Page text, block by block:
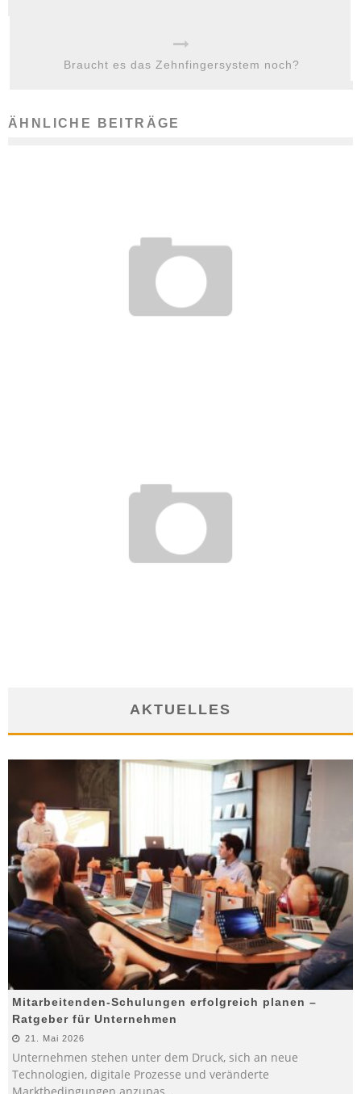
Braucht es das Zehnfingersystem noch?
ÄHNLICHE BEITRÄGE
AKTUELLES
Mitarbeitenden-Schulungen erfolgreich planen –
Ratgeber für Unternehmen
21. Mai 2026
Unternehmen stehen unter dem Druck, sich an neue
Technologien, digitale Prozesse und veränderte